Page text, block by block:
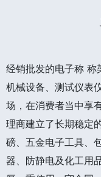
经销批发的电子称 称
机械设备、测试仪表
场，在消费者当中享
理商建立了长期稳定
磅、五金电子工具、
器、防静电及化工用